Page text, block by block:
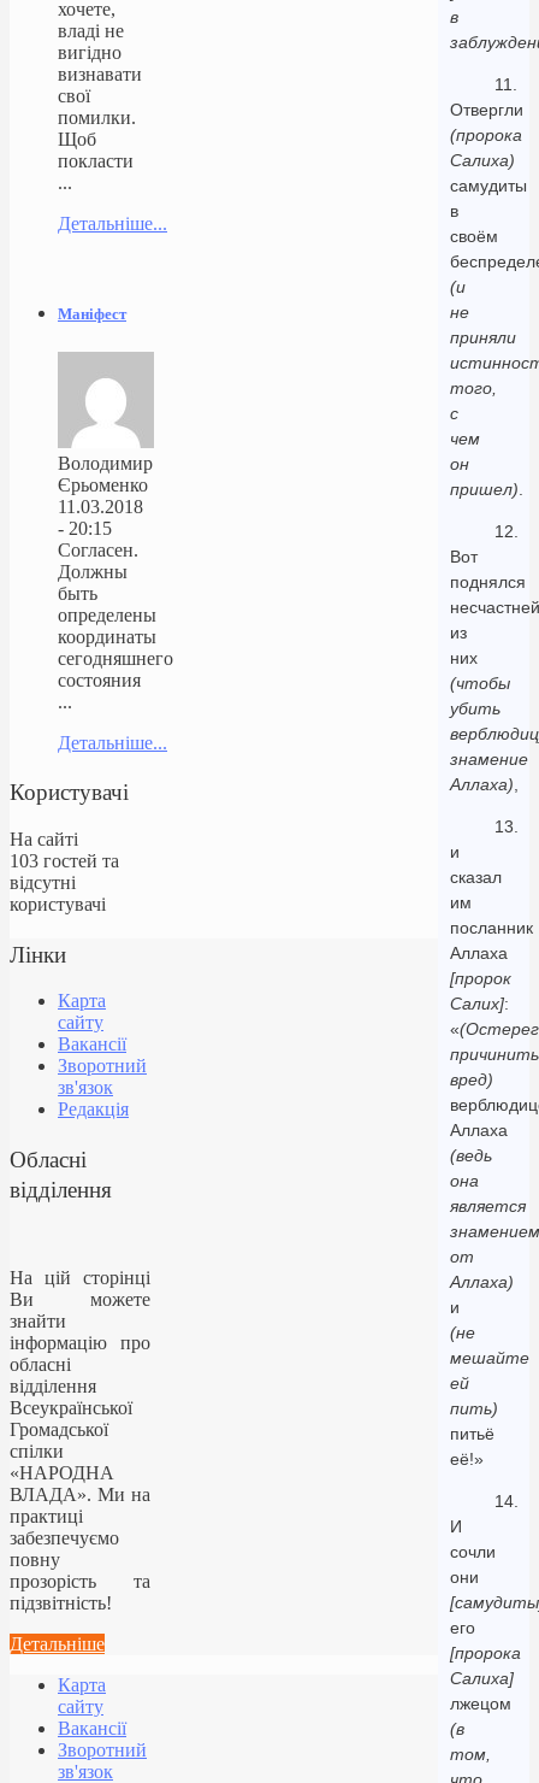
в
11.
Отвергли
(пророка
Салиха)
самудиты
в
своём
(и
не
приняли
того,
с
чем
он
пришел).
12.
Вот
поднялся
из
них
(чтобы
убить
знамение
Аллаха),
13.
и
сказал
им
посланник
Аллаха
[пророк
Салих]:
«
причинить
вред)
Аллаха
(ведь
она
является
знамением
от
Аллаха)
и
(не
мешайте
ей
пить)
питьё
её!»
14.
И
сочли
они
его
[пророка
Салиха]
лжецом
(в
том,
хочете,
владі не
вигідно
визнавати
свої
помилки.
Щоб
покласти
...
Детальніше...
Маніфест
Володимир
Єрьоменко
11.03.2018
- 20:15
Согласен.
Должны
быть
определены
координаты
сегодняшнего
состояния
...
Детальніше...
Користувачі
На сайті
103 гостей та
відсутні
користувачі
Лінки
Карта
сайту
Вакансії
Зворотний
зв'язок
Редакція
Обласні
відділення
На цій сторінці
Ви можете
знайти
інформацію про
обласні
відділення
Всеукраїнської
Громадської
спілки
«НАРОДНА
ВЛАДА». Ми на
практиці
забезпечуємо
повну
прозорість та
підзвітність!
Детальніше
Карта
сайту
Вакансії
Зворотний
зв'язок